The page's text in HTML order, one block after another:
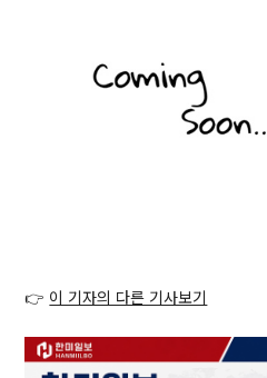
👉 이 기자의 다른 기사보기